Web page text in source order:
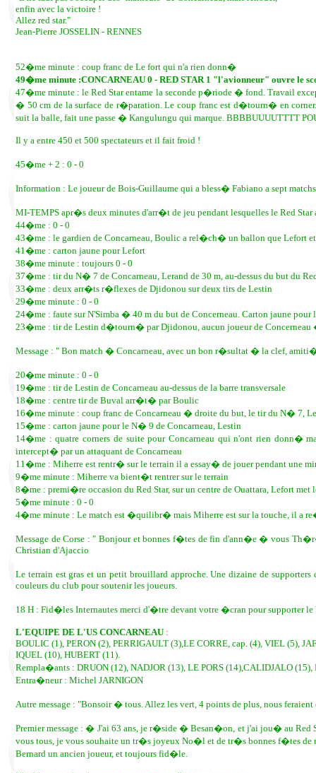
enfin avec la victoire !
Allez red star."
Jean-Pierre JOSSELIN - RENNES
52�me minute : coup franc de Le fort qui n'a rien donn�
49�me minute :CONCARNEAU 0 - RED STAR 1 "l'avionneur" ouvre le
47�me minute : le Red Star entame la seconde p�riode � fond. Travail
� 50 cm de la surface de r�paration. Le coup franc est d�tourn� en
suit la balle, fait une passe � Kangulungu qui marque. BBBBUUUUTTTT
Il y a entre 450 et 500 spectateurs et il fait froid !
45�me + 2 : 0 - 0
Information : Le joueur de Bois-Guillaume qui a bless� Fabiano a sept
MI-TEMPS apr�s deux minutes d'arr�t de jeu pendant lesquelles le Red
44�me : 0 - 0
43�me : le gardien de Concarneau, Boulic a rel�ch� un ballon que Lefort et
41�me : carton jaune pour Lefort
38�me minute : toujours 0 - 0
37�me : tir du N� 7 de Concarneau, Lerand de 30 m, au-dessus du but du
33�me : deux arr�ts r�flexes de Djidonou sur deux tirs de Lestin
29�me minute : 0 - 0
24�me : faute sur N'Simba � 40 m du but de Concerneau. Carton jaune
23�me : tir de Lestin d�tourn� par Djidonou, aucun joueur de Concerneau
Message : " Bon match � Concarneau, avec un bon r�sultat � la clef,
20�me minute : 0 - 0
19�me : tir de Lestin de Concarneau au-dessus de la barre transversale
18�me : centre tir de Buval arr�t� par Boulic
16�me minute : coup franc de Concarneau � droite du but, le tir du N� 7,
15�me : carton jaune pour le N� 9 de Concarneau, Lestin
14�me : quatre corners de suite pour Concarneau qui n'ont rien donn�
intercept� par un attaquant de Concarneau
11�me : Miherre est rentr� sur le terrain il a essay� de jouer pendant une
9�me minute : Miherre va bient�t rentrer sur le terrain
8�me : premi�re occasion du Red Star, sur un centre de Ouattara, Lefort
5�me minute : 0 - 0
4�me minute : Le match est �quilibr� mais Miherre est sur la touche, il a
Message de Corse : " Bonjour et bonnes f�tes de fin d'ann�e � vous
Christian d'Ajaccio
Le terrain est gras et un petit brouillard approche. Une dizaine de
couleurs du club pour soutenir les joueurs.
18 H : Fid�les Internautes merci d'�tre devant votre �cran pour supporter
L'EQUIPE DE L'US CONCARNEAU :
BOULIC (1), PERON (2), PERRIGAULT (3),LE CORRE, cap. (4), VIEL (5),
IQUEL (10), HUBERT (11).
Rempla�ants : DRUON (12), NADJOR (13), LE PORS (14),CALIDJALO (15),
Entra�neur : Michel JARNIGON
Autre message : "Bonsoir � tous. Allez les vert, 4 points de plus, nous
Premier message : � J'ai 63 ans, je r�side � Besan�on, et j'ai jou� au Red
vous tous, je vous souhaite un tr�s joyeux No�l et de tr�s bonnes f�tes de
Bernard un ancien joueur, et toujours fid�le.